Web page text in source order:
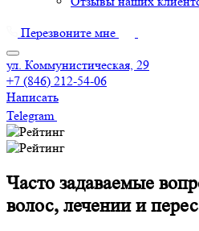
Перезвоните мне
ул. Коммунистическая, 29
+7 (846) 212-54-06
Написать
Telegram
Часто задаваемые
волос, лечении и